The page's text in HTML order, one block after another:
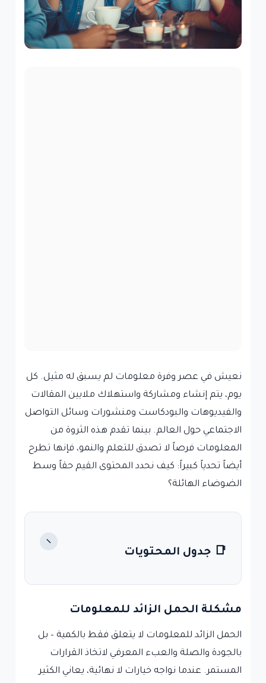
نعيش في عصر وفرة معلومات لم يسبق له مثيل. كل
يوم، يتم إنشاء ومشاركة واستهلاك ملايين المقالات
والفيديوهات والبودكاست ومنشورات وسائل التواصل
الاجتماعي حول العالم. بينما تقدم هذه الثروة من
المعلومات فرصاً لا تصدق للتعلم والنمو، فإنها تطرح
أيضاً تحدياً كبيراً: كيف نحدد المحتوى القيم حقاً وسط
الضوضاء الهائلة؟
📑 جدول المحتويات
−
مشكلة الحمل الزائد للمعلومات
الحمل الزائد للمعلومات لا يتعلق فقط بالكمية – بل
بالجودة والصلة والعبء المعرفي لاتخاذ القرارات
المستمر. عندما نواجه خيارات لا نهائية، يعاني الكثير